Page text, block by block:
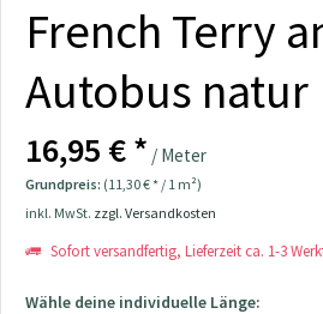
French Terry
Autobus natur
16,95 € * / Meter
Grundpreis: (11,30 € * / 1 m²)
inkl. MwSt. zzgl. Versandkosten
Sofort versandfertig, Lieferzeit ca. 1-3
Wähle deine individuelle Länge: